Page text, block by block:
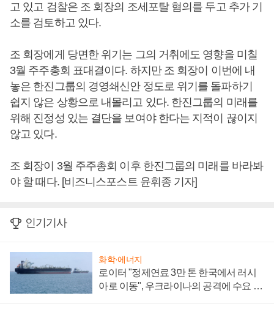
고 있고 검찰은 조 회장의 조세포탈 혐의를 두고 추가 기
소를 검토하고 있다.
조 회장에게 당면한 위기는 그의 거취에도 영향을 미칠
3월 주주총회 표대결이다. 하지만 조 회장이 이번에 내
놓은 한진그룹의 경영쇄신안 정도로 위기를 돌파하기
쉽지 않은 상황으로 내몰리고 있다. 한진그룹의 미래를
위해 진정성 있는 결단을 보여야 한다는 지적이 끊이지
않고 있다.
조 회장이 3월 주주총회 이후 한진그룹의 미래를 바라봐
야 할 때다. [비즈니스포스트 윤휘종 기자]
인기기사
화학·에너지
로이터 "정제연료 3만 톤 한국에서 러시
아로 이동", 우크라이나의 공격에 수요 늘